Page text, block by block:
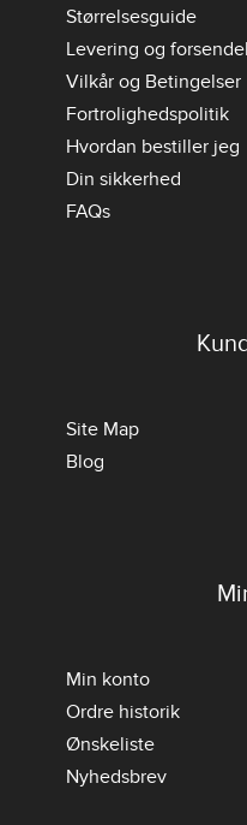
Størrelsesguide
Levering og
Vilkår og Betingelser
Fortrolighedspolitik
Hvordan bestiller jeg
Din sikkerhed
FAQs
Site Map
Blog
Min konto
Ordre historik
Ønskeliste
Nyhedsbrev